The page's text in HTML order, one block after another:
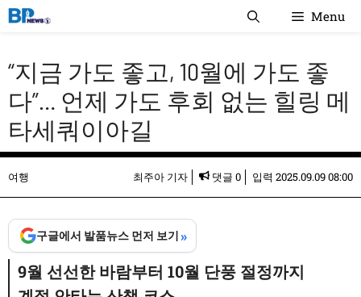
컨
텐
로
건
너
뛰
기
Menu
“지금 가도 좋고, 10월에 가도 좋
다”… 언제 가도 후회 없는 힐링 메
타세쿼이아길
여행 최주아 기자 댓글 0 입력 2025.09.09 08:00
구글에서 발품뉴스 먼저 보기»
9월 선선한 바람부터 10월 단풍 절정까지